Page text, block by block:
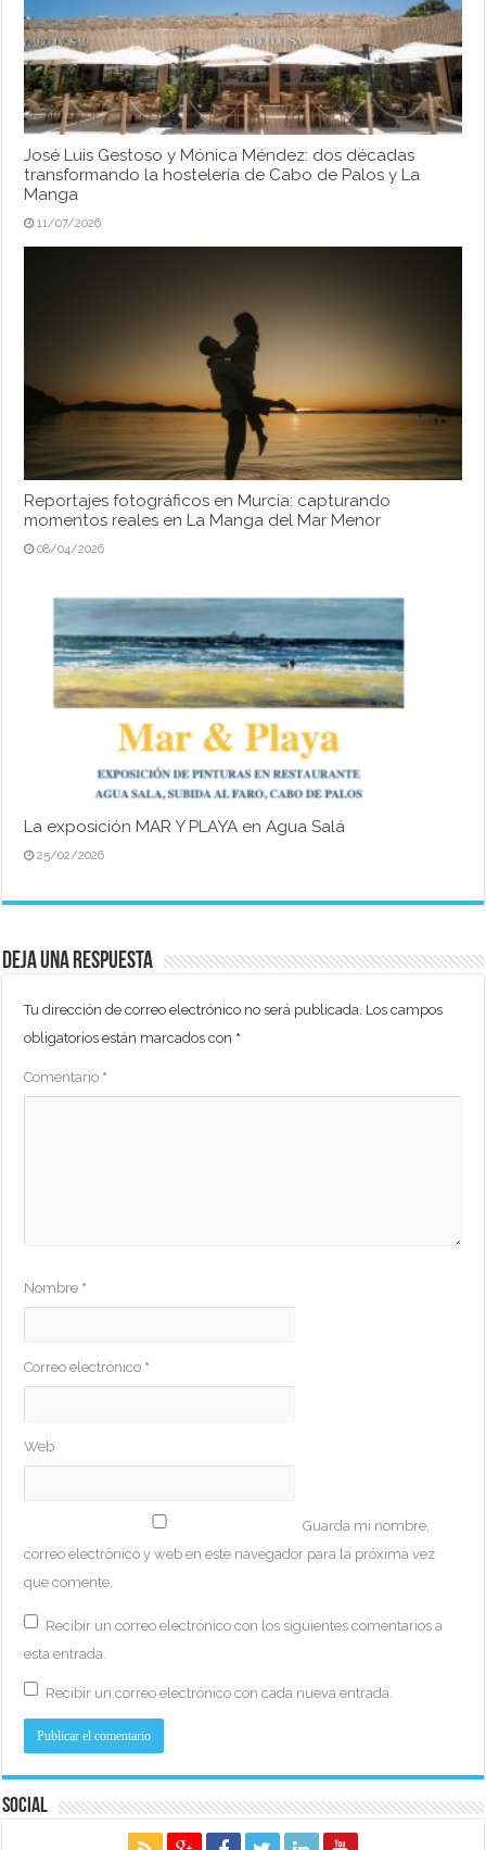
José Luis Gestoso y Mónica Méndez: dos décadas
transformando la hostelería de Cabo de Palos y La
Manga
11/07/2026
Reportajes fotográficos en Murcia: capturando
momentos reales en La Manga del Mar Menor
08/04/2026
La exposición MAR Y PLAYA en Agua Salá
25/02/2026
Deja una respuesta
Tu dirección de correo electrónico no será publicada. Los campos
obligatorios están marcados con *
Comentario *
Nombre *
Correo electrónico *
Web
Guarda mi nombre,
correo electrónico y web en este navegador para la próxima vez
que comente.
Recibir un correo electrónico con los siguientes comentarios a
esta entrada.
Recibir un correo electrónico con cada nueva entrada.
Social